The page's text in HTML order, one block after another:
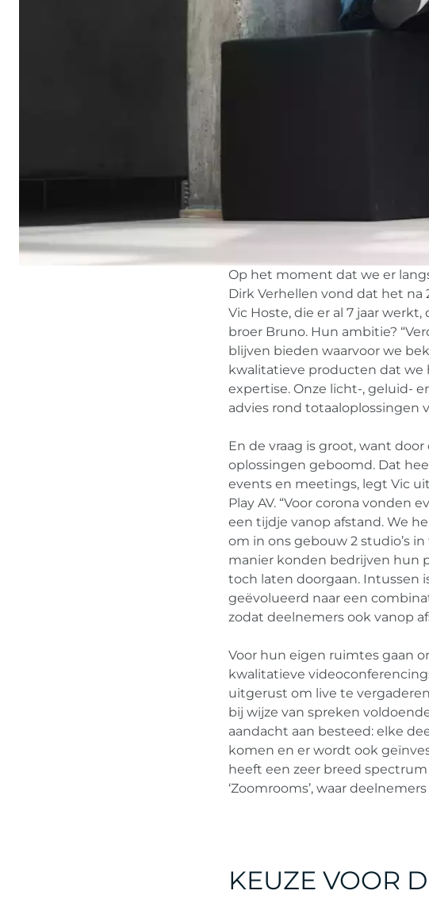
Op het moment dat we er
Dirk Verhellen vond dat het na
Vic Hoste, die er al 7 jaar
broer Bruno. Hun ambitie?
blijven bieden waarvoor we
kwalitatieve producten dat we
expertise. Onze licht-, geluid-
advies rond totaaloplossingen
En de vraag is groot, want
oplossingen geboomd. Dat
events en meetings, legt Vic
Play AV. “Voor corona vonden
een tijdje vanop afstand. We
om in ons gebouw 2 studio’s
manier konden bedrijven hun
toch laten doorgaan. Intussen
geëvolueerd naar een
zodat deelnemers ook vanop
Voor hun eigen ruimtes gaan
kwalitatieve
uitgerust om live te
bij wijze van spreken
aandacht aan besteed: elke
komen en er wordt ook
heeft een zeer breed spectrum
‘Zoomrooms’, waar
KEUZE VOOR